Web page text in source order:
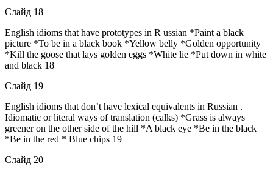
Слайд 18
English idioms that have prototypes in R ussian *Paint a black
picture *To be in a black book *Yellow belly *Golden opportunity
*Kill the goose that lays golden eggs *White lie *Put down in white
and black 18
Слайд 19
English idioms that don’t have lexical equivalents in Russian .
Idiomatic or literal ways of translation (calks) *Grass is always
greener on the other side of the hill *A black eye *Be in the black
*Be in the red * Blue chips 19
Слайд 20